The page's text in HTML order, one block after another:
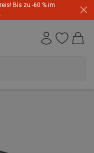
Bis zu -60 % im